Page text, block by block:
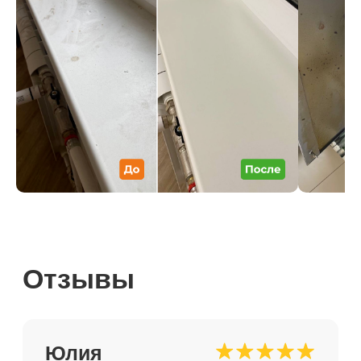
Я несомненно к Вам еще обращусь
не только за генеральной и 100%
Вы — моя рекомендация моим
друзьям Я еще никогда
не получала такого истинного
удовлетворения от потраченных
30 марта 2025 г.
Евгения
все чисто, очень очень довольна)
3 ноября 2025 г.
Галина
к вам ещё